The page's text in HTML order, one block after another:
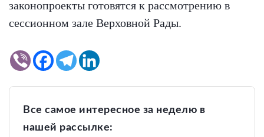
законопроекты готовятся к рассмотрению в
сессионном зале Верховной Рады.
Все самое интересное за неделю в
нашей рассылке: